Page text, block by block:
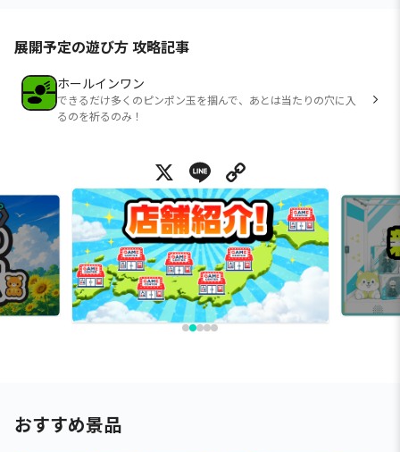
展開予定の遊び方 攻略記事
ホールインワン
できるだけ多くのピンポン玉を掴んで、あとは当たりの穴に入
るのを祈るのみ！
X Line
おすすめ景品